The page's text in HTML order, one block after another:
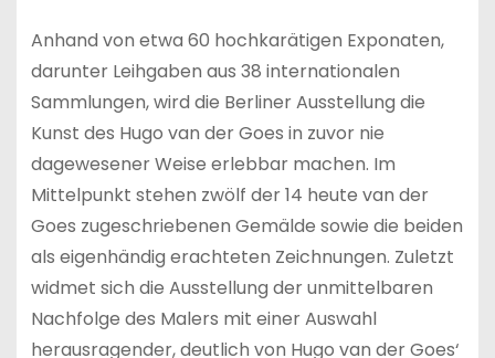
Anhand von etwa 60 hochkarätigen Exponaten,
darunter Leihgaben aus 38 internationalen
Sammlungen, wird die Berliner Ausstellung die
Kunst des Hugo van der Goes in zuvor nie
dagewesener Weise erlebbar machen. Im
Mittelpunkt stehen zwölf der 14 heute van der
Goes zugeschriebenen Gemälde sowie die beiden
als eigenhändig erachteten Zeichnungen. Zuletzt
widmet sich die Ausstellung der unmittelbaren
Nachfolge des Malers mit einer Auswahl
herausragender, deutlich von Hugo van der Goes‘